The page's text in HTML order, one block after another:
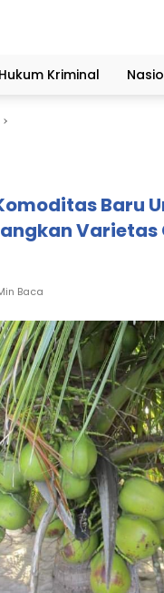
Hukum Kriminal
Baru
Varietas
Baca